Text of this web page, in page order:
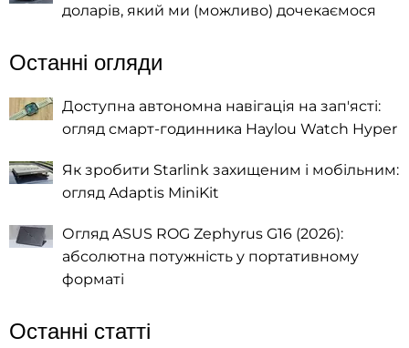
доларів, який ми (можливо) дочекаємося
Останні огляди
Доступна автономна навігація на зап'ясті:
огляд смарт-годинника Haylou Watch Hyper
Як зробити Starlink захищеним і мобільним:
огляд Adaptis MiniKit
Огляд ASUS ROG Zephyrus G16 (2026):
абсолютна потужність у портативному
форматі
Останні статті